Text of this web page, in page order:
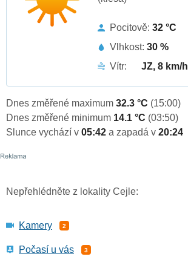
Pocitově: 32 °C
Vlhkost: 30 %
Vítr:
JZ, 8 km/h
Dnes změřené maximum 32.3 °C (15:00)
Dnes změřené minimum 14.1 °C (03:50)
Slunce vychází v 05:42 a zapadá v 20:24
Nepřehlédněte z lokality Cejle:
Kamery 2
Počasí u vás 3